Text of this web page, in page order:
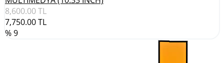
8,600.00TL
7,750.00TL
% 9